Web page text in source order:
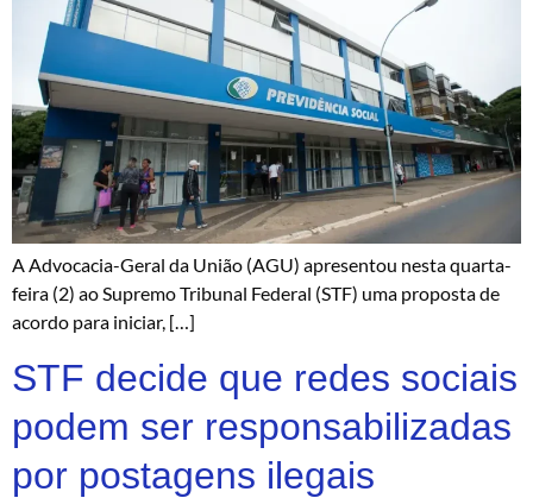
A Advocacia-Geral da União (AGU) apresentou nesta quarta-
feira (2) ao Supremo Tribunal Federal (STF) uma proposta de
acordo para iniciar, […]
STF decide que redes sociais
podem ser responsabilizadas
por postagens ilegais